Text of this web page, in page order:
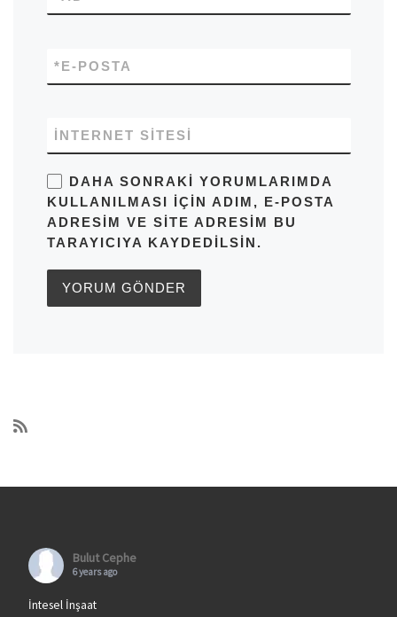
E-POSTA
*
İNTERNET SITESI
DAHA SONRAKI YORUMLARIMDA
KULLANILMASI IÇIN ADIM, E-POSTA
ADRESIM VE SITE ADRESIM BU
TARAYICIYA KAYDEDILSIN.
Bulut Cephe
6 years ago
İntesel İnşaat